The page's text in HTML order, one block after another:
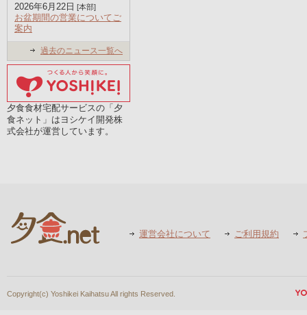
2026年6月22日 [本部]
お盆期間の営業についてご
案内
過去のニュース一覧へ
夕食食材宅配サービスの「夕
食ネット」はヨシケイ開発株
式会社が運営しています。
運営会社について ご利用規約
Copyright(c) Yoshikei Kaihatsu All rights Reserved.